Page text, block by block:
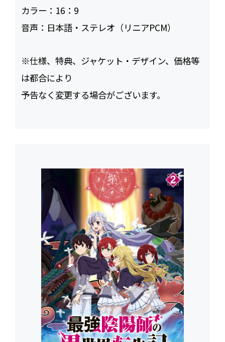
カラー： 16：9
音声： 日本語・ステレオ（リニアPCM）
※仕様、特典、ジャケット・デザイン、価格等
は都合により
予告なく変更する場合がございます。